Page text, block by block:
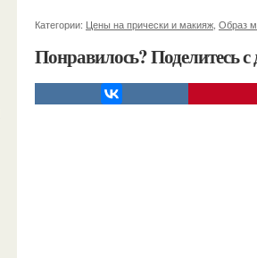
Категории: Цены на прически и макияж Образ
Понравилось? Поделитесь с